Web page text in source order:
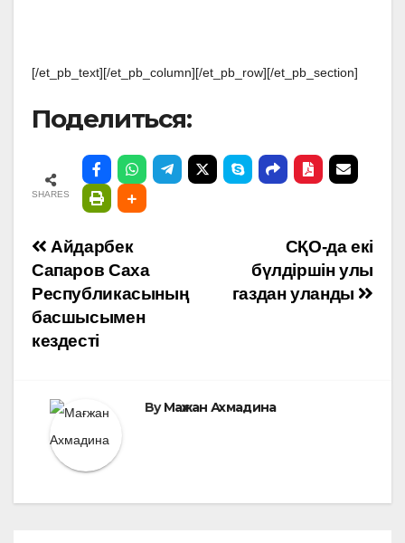
[/et_pb_text][/et_pb_column][/et_pb_row][/et_pb_section]
Поделиться:
SHARES
Навигация
по
записям
СҚО-да екі
бүлдіршін улы
газдан уланды
Айдарбек
Сапаров Саха
Республикасының
басшысымен
кездесті
ByМағжан Ахмадина